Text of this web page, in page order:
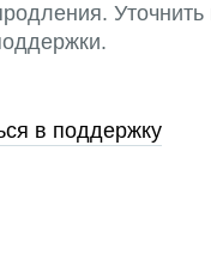
в поддержку